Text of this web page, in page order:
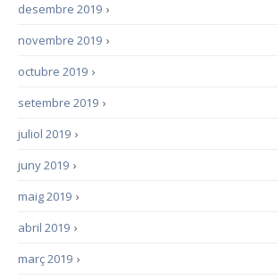
›
desembre 2019
›
novembre 2019
›
octubre 2019
›
setembre 2019
›
juliol 2019
›
juny 2019
›
maig 2019
›
abril 2019
›
març 2019